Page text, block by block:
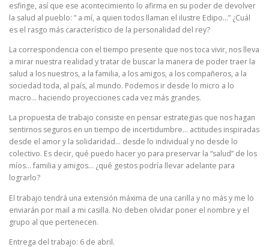
esfinge, así que ese acontecimiento lo afirma en su poder de devolver
la salud al pueblo: ” a mí, a quien todos llaman el ilustre Edipo…” ¿Cuál
es el rasgo más característico de la personalidad del rey?
La correspondencia con el tiempo presente que nos toca vivir, nos lleva
a mirar nuestra realidad y tratar de buscar la manera de poder traer la
salud a los nuestros, a la familia, a los amigos, a los compañeros, a la
sociedad toda, al país, al mundo. Podemos ir desde lo micro a lo
macro… haciendo proyecciones cada vez más grandes.
La propuesta de trabajo consiste en pensar estrategias que nos hagan
sentirnos seguros en un tiempo de incertidumbre… actitudes inspiradas
desde el amor y la solidaridad… desde lo individual y no desde lo
colectivo. Es decir, qué puedo hacer yo para preservar la “salud” de los
míos… familia y amigos… ¿qué gestos podría llevar adelante para
lograrlo?
El trabajo tendrá una extensión máxima de una carilla y no más y me lo
enviarán por mail a mi casilla. No deben olvidar poner el nombre y el
grupo al que pertenecen.
Entrega del trabajo: 6 de abril.